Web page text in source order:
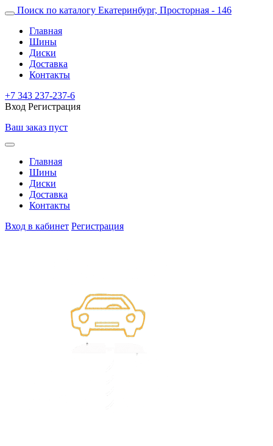
Поиск по каталогу Екатеринбург, Просторная - 146
Главная
Шины
Диски
Доставка
Контакты
+7 343 237-237-6
Вход Регистрация
Ваш заказ пуст
Главная
Шины
Диски
Доставка
Контакты
Вход в кабинет Регистрация